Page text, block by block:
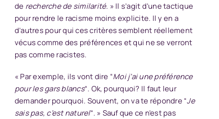
de recherche de similarité. » Il s’agit d’une tactique
pour rendre le racisme moins explicite. Il y en a
d’autres pour qui ces critères semblent réellement
vécus comme des préférences et qui ne se verront
pas comme racistes.
« Par exemple, ils vont dire “Moi j’ai une préférence
pour les gars blancs“. Ok, pourquoi? Il faut leur
demander pourquoi. Souvent, on va te répondre “Je
sais pas, c’est naturel“. » Sauf que ce n’est pas